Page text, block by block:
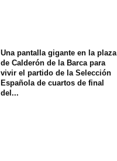
Una pantalla gigante en la plaza
de Calderón de la Barca para
vivir el partido de la Selección
Española de cuartos de final
del...